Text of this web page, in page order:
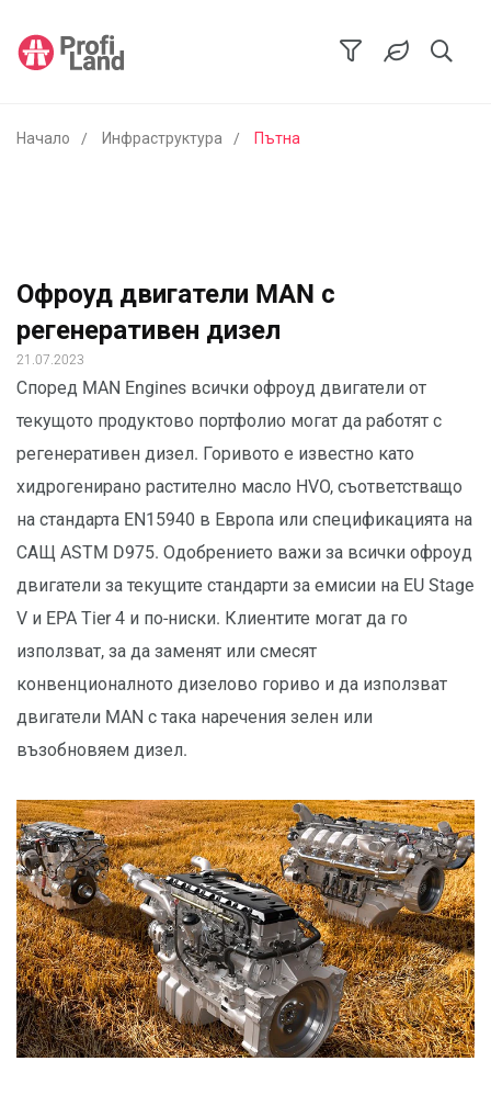
Начало Инфраструктура Пътна
Офроуд двигатели MAN с
регенеративен дизел
21.07.2023
Според MAN Engines всички офроуд двигатели от
текущото продуктово портфолио могат да работят с
регенеративен дизел. Горивото е известно като
хидрогенирано растително масло HVO, съответстващо
на стандарта EN15940 в Европа или спецификацията на
САЩ ASTM D975. Одобрението важи за всички офроуд
двигатели за текущите стандарти за емисии на EU Stage
V и EPA Tier 4 и по-ниски. Клиентите могат да го
използват, за да заменят или смесят
конвенционалното дизелово гориво и да използват
двигатели MAN с така наречения зелен или
възобновяем дизел.